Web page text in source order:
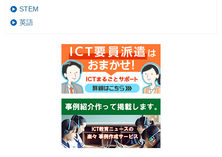
STEM
英語